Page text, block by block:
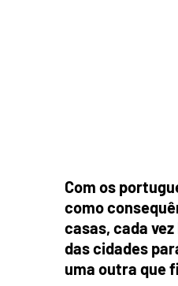
Com os
como
casas, cada
das cidades
uma outra que